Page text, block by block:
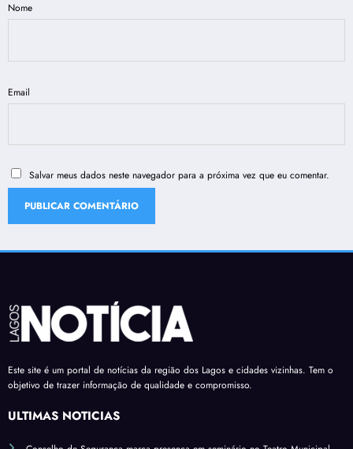
Nome
Email
Salvar meus dados neste navegador para a próxima vez que eu comentar.
Este site é um portal de notícias da região dos Lagos e cidades vizinhas. Tem o
objetivo de trazer informação de qualidade e compromisso.
ÚLTIMAS NOTÍCIAS